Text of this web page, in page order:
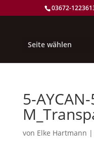
03672-
Seite wählen
5-
von Elke Hartmann |